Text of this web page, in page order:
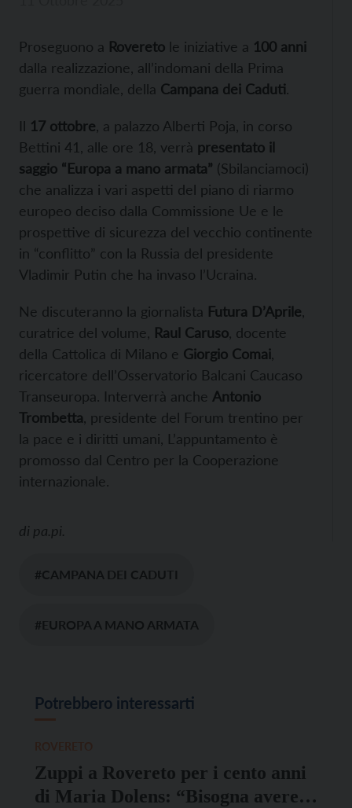
Proseguono a Rovereto le iniziative a 100 anni
dalla realizzazione, all’indomani della Prima
guerra mondiale, della Campana dei Caduti.
Il 17 ottobre , a palazzo Alberti Poja, in corso
Bettini 41, alle ore 18, verrà presentato il
saggio “Europa a mano armata” (Sbilanciamoci)
che analizza i vari aspetti del piano di riarmo
europeo deciso dalla Commissione Ue e le
prospettive di sicurezza del vecchio continente
in “conflitto” con la Russia del presidente
Vladimir Putin che ha invaso l’Ucraina.
Ne discuteranno la giornalista Futura D’Aprile
curatrice del volume, Raul Caruso , docente
della Cattolica di Milano e Giorgio Comai
ricercatore dell’Osservatorio Balcani Caucaso
Transeuropa. Interverrà anche Antonio
Trombetta , presidente del Forum trentino per
la pace e i diritti umani, L’appuntamento è
promosso dal Centro per la Cooperazione
internazionale.
di pa.pi.
#CAMPANA DEI CADUTI
#EUROPA A MANO ARMATA
Potrebbero interessarti
Zuppi a Rovereto per i cento anni
di Maria Dolens: “Bisogna avere il